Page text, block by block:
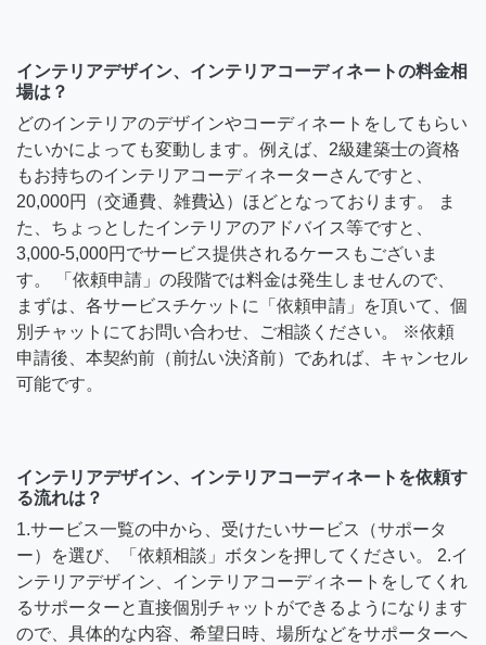
インテリアデザイン、インテリアコーディネートの料金相
場は？
どのインテリアのデザインやコーディネートをしてもらい
たいかによっても変動します。例えば、2級建築士の資格
もお持ちのインテリアコーディネーターさんですと、
20,000円（交通費、雑費込）ほどとなっております。 ま
た、ちょっとしたインテリアのアドバイス等ですと、
3,000-5,000円でサービス提供されるケースもございま
す。 「依頼申請」の段階では料金は発生しませんので、
まずは、各サービスチケットに「依頼申請」を頂いて、個
別チャットにてお問い合わせ、ご相談ください。 ※依頼
申請後、本契約前（前払い決済前）であれば、キャンセル
可能です。
インテリアデザイン、インテリアコーディネートを依頼す
る流れは？
1.サービス一覧の中から、受けたいサービス（サポータ
ー）を選び、「依頼相談」ボタンを押してください。 2.イ
ンテリアデザイン、インテリアコーディネートをしてくれ
るサポーターと直接個別チャットができるようになります
ので、具体的な内容、希望日時、場所などをサポーターへ